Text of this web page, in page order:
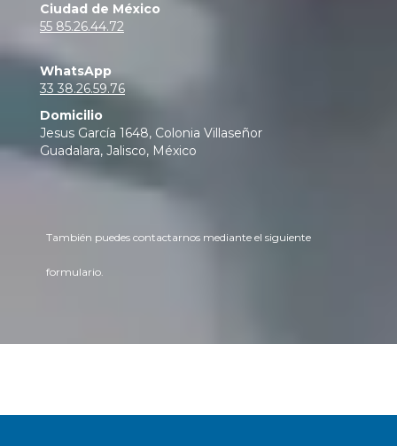
Ciudad de México
55 85.26.44.72
WhatsApp
33 38.26.59.76
Domicilio
Jesus García 1648, Colonia Villaseñor
Guadalara, Jalisco, México
También puedes contactarnos mediante el siguiente
formulario.